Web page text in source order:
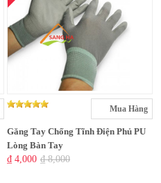
Mua Hàng
Găng Tay Chống Tĩnh Điện Phủ PU
Lòng Bàn Tay
₫ 4,000 ₫ 8,000